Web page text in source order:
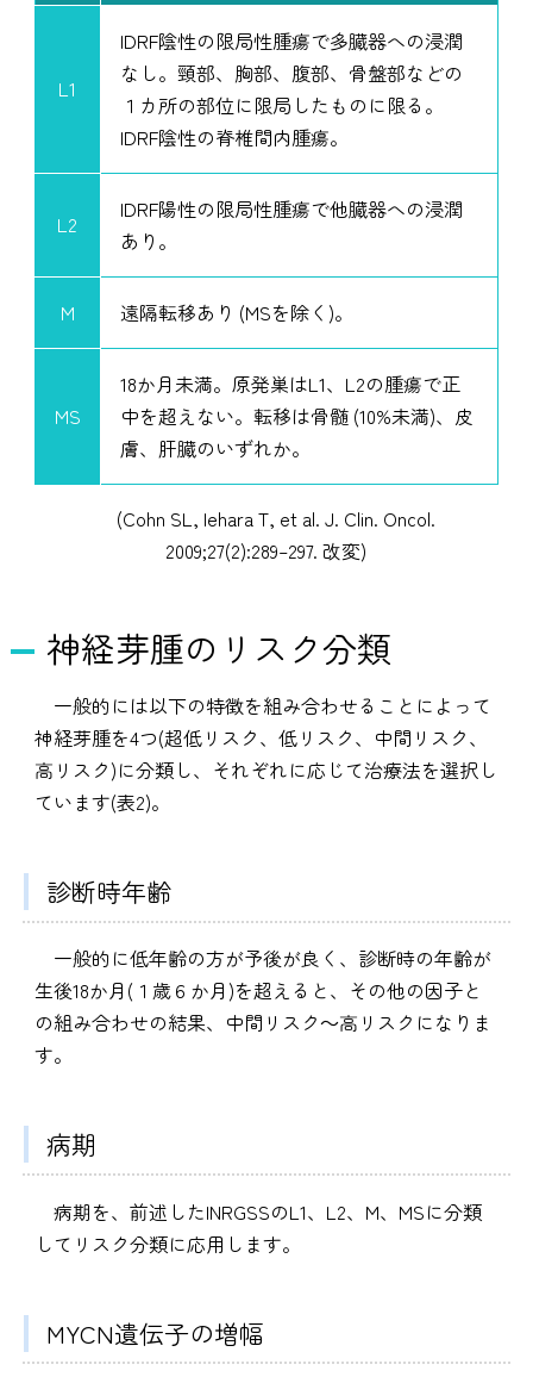
L1
IDRF陰性の限局性腫瘍で多臓器への浸潤
なし。頸部、胸部、腹部、骨盤部などの
１カ所の部位に限局したものに限る。
IDRF陰性の脊椎間内腫瘍。
L2
IDRF陽性の限局性腫瘍で他臓器への浸潤
あり。
M 遠隔転移あり (MSを除く)。
MS
18か月未満。原発巣はL1、L2の腫瘍で正
中を超えない。転移は骨髄 (10%未満)、皮
膚、肝臓のいずれか。
(Cohn SL, Iehara T, et al. J. Clin. Oncol.
2009;27(2):289–297. 改変)
神経芽腫のリスク分類
一般的には以下の特徴を組み合わせることによって
神経芽腫を4つ(超低リスク、低リスク、中間リスク、
高リスク)に分類し、それぞれに応じて治療法を選択し
ています(表2)。
診断時年齢
一般的に低年齢の方が予後が良く、診断時の年齢が
生後18か月(１歳６か月)を超えると、その他の因子と
の組み合わせの結果、中間リスク～高リスクになりま
す。
病期
病期を、前述したINRGSSのL1、L2、M、MSに分類
してリスク分類に応用します。
MYCN遺伝子の増幅